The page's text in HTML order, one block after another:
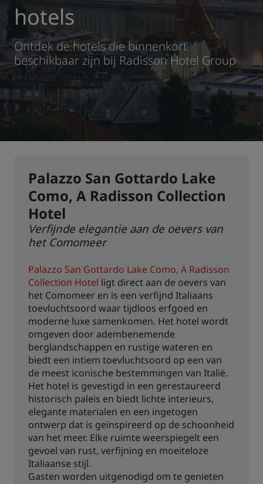
Park Plaza Park Inn by Radisson
Prize by Radisson Country Inn & Suites
J. Jin Jiang
Kunlun Golden Tulip
Hotels in het stadscentrum
Bezoek onze blog
hotels
Ontdek de hotels die binnenkort
beschikbaar zijn bij Radisson Hotel Group
Palazzo San Gottardo Lake
Como, A Radisson Collection
Hotel
Verfijnde elegantie aan de oevers van
het Comomeer
Palazzo San Gottardo Lake Como, A Radisson
Collection Hotel ligt direct aan de oevers van
het Comomeer en is een verfijnd Italiaans
toevluchtsoord waar tijdloos erfgoed en
moderne luxe samenkomen. Het hotel wordt
omgeven door adembenemende
berglandschappen en rustige wateren en
biedt een intiem toevluchtsoord op een van
de meest iconische bestemmingen van Italië.
Het hotel is gevestigd in een gerestaureerd
historisch paleis en biedt lichte interieurs,
elegante materialen en een ingetogen
ontwerp dat is geïnspireerd op de schoonheid
van het meer. Elke ruimte weerspiegelt een
gevoel van rust, verfijning en moeiteloze
Italiaanse stijl.
Gasten worden uitgenodigd om te genieten